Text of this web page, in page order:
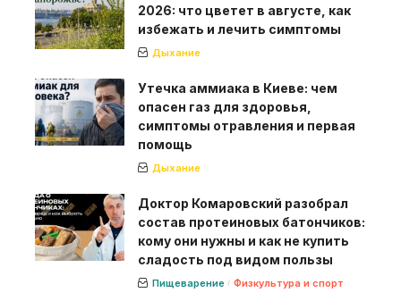
2026: что цветет в августе, как
избежать и лечить симптомы
Дыхание
Утечка аммиака в Киеве: чем
опасен газ для здоровья,
симптомы отравления и первая
помощь
Дыхание
Доктор Комаровский разобрал
состав протеиновых батончиков:
кому они нужны и как не купить
сладость под видом пользы
Пищеварение Физкультура и спорт